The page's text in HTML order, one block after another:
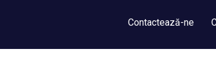
Contactează-ne